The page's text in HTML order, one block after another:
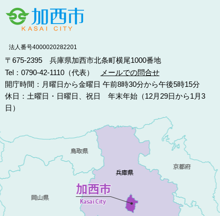
法人番号4000020282201
〒675-2395 兵庫県加西市北条町横尾1000番地
Tel：0790-42-1110（代表）
メールでの問合せ
開庁時間：月曜日から金曜日 午前8時30分から午後5時15分
休日：土曜日・日曜日、祝日 年末年始（12月29日から1月3
日）